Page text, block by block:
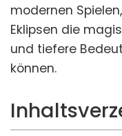
modernen
Eklipsen die
und tiefere
können.